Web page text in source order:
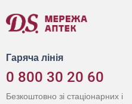
Гаряча лінія
0 800 30 20 60
Безкоштовно зі стаціонарних і